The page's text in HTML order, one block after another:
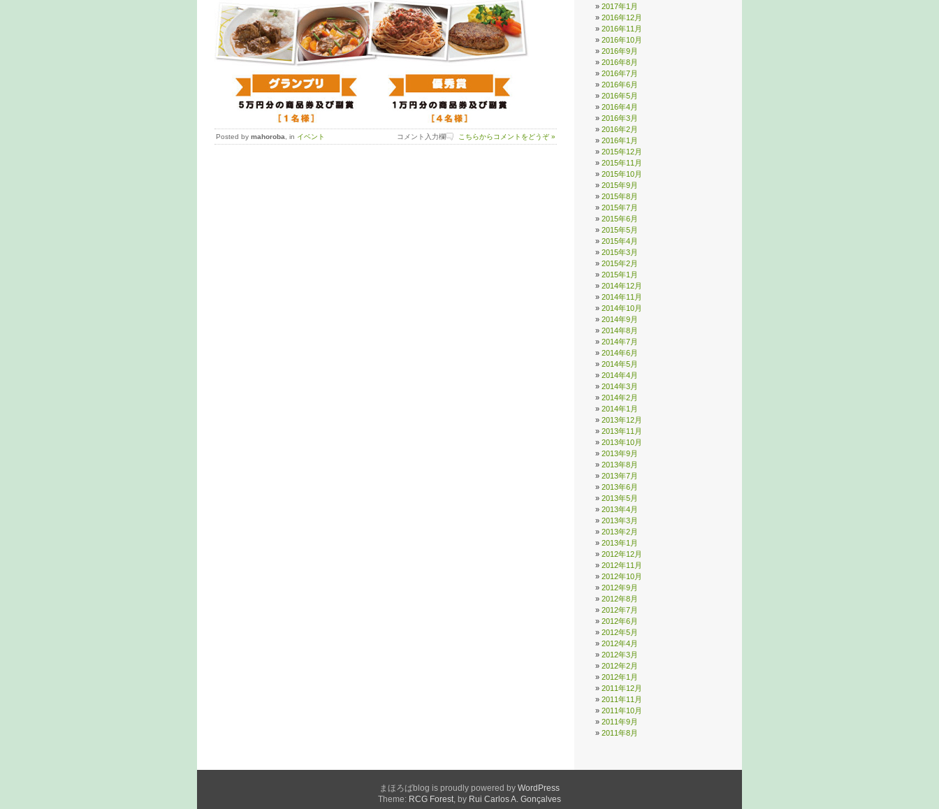
Posted by mahoroba , in イベント コメント入力欄 こちらからコメントをどうぞ »
2017年1月
2016年12月
2016年11月
2016年10月
2016年9月
2016年8月
2016年7月
2016年6月
2016年5月
2016年4月
2016年3月
2016年2月
2016年1月
2015年12月
2015年11月
2015年10月
2015年9月
2015年8月
2015年7月
2015年6月
2015年5月
2015年4月
2015年3月
2015年2月
2015年1月
2014年12月
2014年11月
2014年10月
2014年9月
2014年8月
2014年7月
2014年6月
2014年5月
2014年4月
2014年3月
2014年2月
2014年1月
2013年12月
2013年11月
2013年10月
2013年9月
2013年8月
2013年7月
2013年6月
2013年5月
2013年4月
2013年3月
2013年2月
2013年1月
2012年12月
2012年11月
2012年10月
2012年9月
2012年8月
2012年7月
2012年6月
2012年5月
2012年4月
2012年3月
2012年2月
2012年1月
2011年12月
2011年11月
2011年10月
2011年9月
2011年8月
まほろばblog is proudly powered by WordPress
Theme: RCG Forest, by Rui Carlos A. Gonçalves